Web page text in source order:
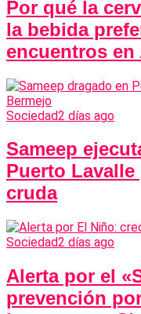
Por qué la
la bebida
encuentros en
Sociedad2 días ago
Sameep
Puerto Lavalle
cruda
Sociedad2 días ago
Alerta por el
prevención